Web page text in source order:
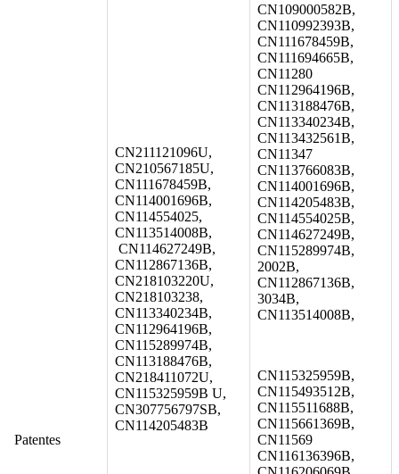
Patentes
CN211121096U,
CN210567185U,
CN111678459B,
CN114001696B,
CN114554025,
CN113514008B,
CN114627249B,
CN112867136B,
CN218103220U,
CN218103238,
CN113340234B,
CN112964196B,
CN115289974B,
CN113188476B,
CN218411072U,
CN115325959B U,
CN307756797SB,
CN114205483B
CN109000582B,
CN110992393B,
CN111678459B,
CN111694665B,
CN11280
CN112964196B,
CN113188476B,
CN113340234B,
CN113432561B,
CN11347
CN113766083B,
CN114001696B,
CN114205483B,
CN114554025B,
CN114627249B,
CN115289974B,
2002B,
CN112867136B,
3034B,
CN113514008B,
CN115325959B,
CN115493512B,
CN115511688B,
CN115661369B,
CN11569
CN116136396B,